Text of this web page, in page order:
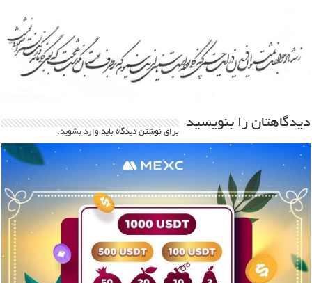
دیدگاهتان را بنویسید
برای نوشتن دیدگاه باید وارد بشوید.